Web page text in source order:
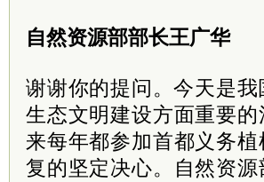
自然资源部部长王广华
谢谢你的提问。今天是
生态文明建设方面重要
来每年都参加首都义务
复的坚定决心。自然资